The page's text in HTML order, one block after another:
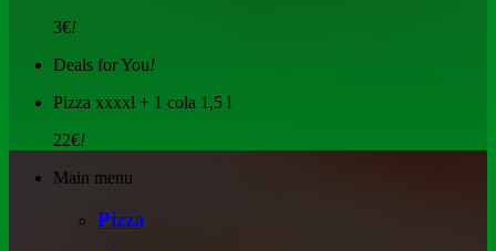
3€!
Deals for You!
Pizza xxxxl + 1 cola 1,5 l
22€!
Main menu
Pizza